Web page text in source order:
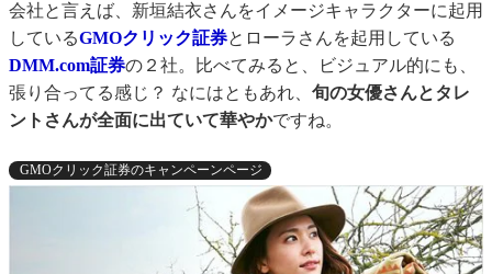
会社と言えば、新垣結衣さんをイメージキャラクターに起用
しているGMOクリック証券とローラさんを起用している
DMM.com証券の２社。比べてみると、ビジュアル的にも、
張り合ってる感じ？ なにはともあれ、 旬の女優さんとタレ
ントさんが全面に出ていて華やかですね。
GMOクリック証券のキャンペーンページ